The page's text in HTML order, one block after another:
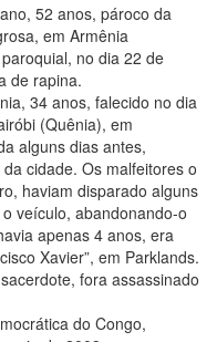
52 anos, pároco da
em Armênia
no dia 22 de
de rapina.
34 anos, falecido no dia
(Quênia), em
alguns dias antes,
cidade. Os malfeitores o
haviam disparado alguns
veículo, abandonando-o
apenas 4 anos, era
Xavier”, em Parklands.
fora assassinado
do Congo,